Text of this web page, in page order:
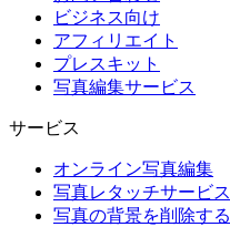
ビジネス向け
アフィリエイト
プレスキット
写真編集サービス
サービス
オンライン写真編集
写真レタッチサービス
写真の背景を削除する